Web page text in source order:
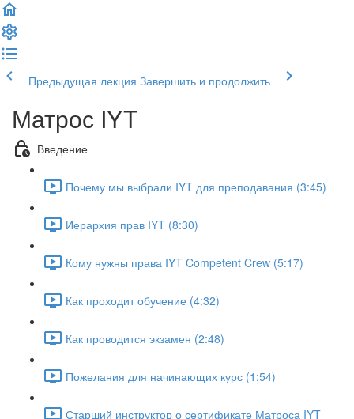
Предыдущая лекция Завершить и продолжить
Матрос IYT
Введение
Почему мы выбрали IYT для преподавания (3:45)
Иерархия прав IYT (8:30)
Кому нужны права IYT Competent Crew (5:17)
Как проходит обучение (4:32)
Как проводится экзамен (2:48)
Пожелания для начинающих курс (1:54)
Старший инструктор о сертификате Матроса IYT